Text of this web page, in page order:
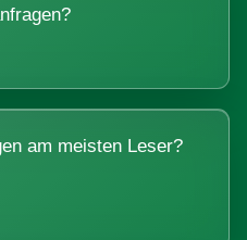
am meisten Leser?